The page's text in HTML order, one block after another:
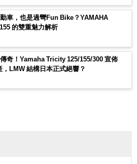
車，也是過彎Fun Bike？YAMAHA
的雙重魅力解析
奇！Yamaha Tricity 125/155/300 宣佈
，LMW 結構日本正式絕響？